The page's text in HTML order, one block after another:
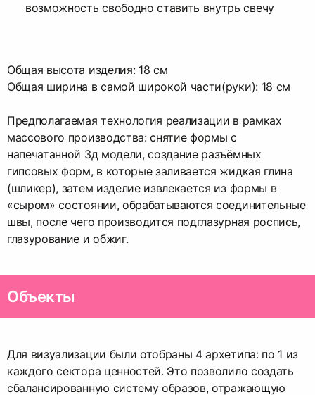
возможность свободно ставить внутрь свечу
Общая высота изделия: 18 см
Общая ширина в самой широкой части(руки): 18 см
Предполагаемая технология реализации в рамках
массового производства: снятие формы с
напечатанной 3д модели, создание разъёмных
гипсовых форм, в которые заливается жидкая глина
(шликер), затем изделие извлекается из формы в
«сыром» состоянии, обрабатываются соединительные
швы, после чего производится подглазурная роспись,
глазурование и обжиг.
Объекты
Для визуализации были отобраны 4 архетипа: по 1 из
каждого сектора ценностей. Это позволило создать
сбалансированную систему образов, отражающую